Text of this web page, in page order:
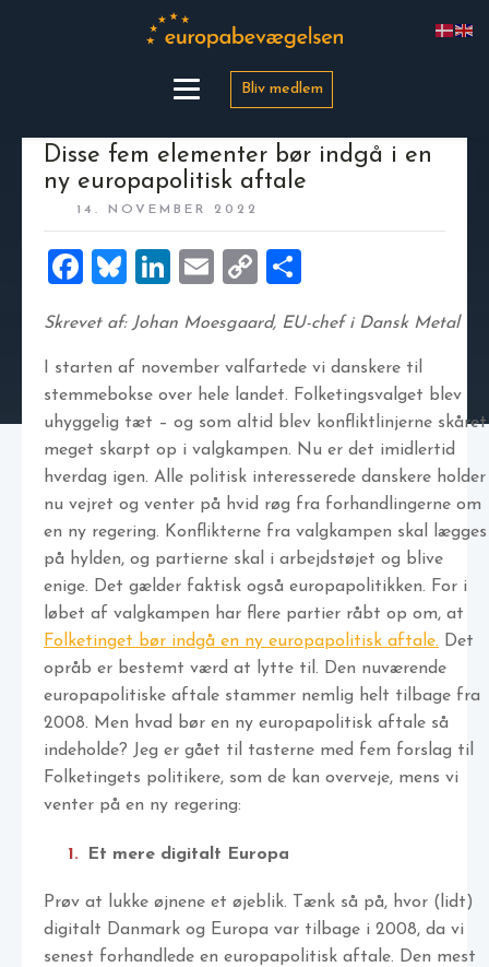
Bliv medlem
Disse fem elementer bør indgå i en
ny europapolitisk aftale
14. NOVEMBER 2022
Facebook
Bluesky
LinkedIn
EmailCopy
Skrevet af: Johan Moesgaard, EU-chef i Dansk Metal
I starten af november valfartede vi danskere til
stemmebokse over hele landet. Folketingsvalget blev
uhyggelig tæt – og som altid blev konfliktlinjerne skåret
meget skarpt op i valgkampen. Nu er det imidlertid
hverdag igen. Alle politisk interesserede danskere holder
nu vejret og venter på hvid røg fra forhandlingerne om
en ny regering. Konflikterne fra valgkampen skal lægges
på hylden, og partierne skal i arbejdstøjet og blive
enige. Det gælder faktisk også europapolitikken. For i
løbet af valgkampen har flere partier råbt op om, at
Folketinget bør indgå en ny europapolitisk aftale. Det
opråb er bestemt værd at lytte til. Den nuværende
europapolitiske aftale stammer nemlig helt tilbage fra
2008. Men hvad bør en ny europapolitisk aftale så
indeholde? Jeg er gået til tasterne med fem forslag til
Folketingets politikere, som de kan overveje, mens vi
venter på en ny regering:
Et mere digitalt Europa
Prøv at lukke øjnene et øjeblik. Tænk så på, hvor (lidt)
digitalt Danmark og Europa var tilbage i 2008, da vi
senest forhandlede en europapolitisk aftale. Den mest